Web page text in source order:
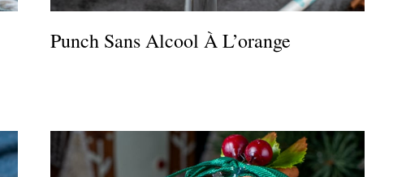
Punch Sans Alcool À L’orange